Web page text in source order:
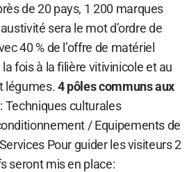
de 20 pays, 1 200 marques
sera le mot d’ordre de
40 % de l’offre de matériel
fois à la filière vitivinicole et au
légumes.4 pôles communs aux
Techniques culturales
/ Equipements de
Pour guider les visiteurs 2
seront mis en place: